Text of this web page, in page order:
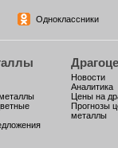
Одноклассники
Новости
Аналитика
Цены на
Прогнозы
металлы